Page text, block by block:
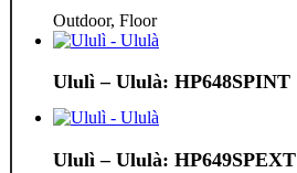
Outdoor, Floor
Ululì – Ululà: HP648SPINT
Ululì – Ululà: HP649SPEXT